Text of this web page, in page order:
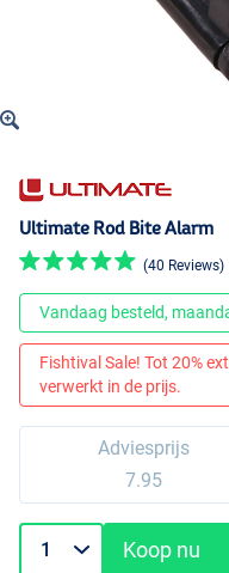
Ultimate Rod Bite Alarm
(40 Reviews)
Vandaag besteld,
Fishtival Sale! Tot 20%
verwerkt in de prijs.
Adviesprijs
7.95
Koop nu